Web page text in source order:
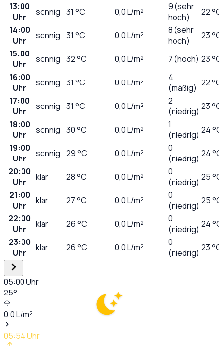
13:00
Uhr
sonnig 31 °C 0,0L/m²
9 (sehr
hoch)
22
14:00
Uhr
sonnig 31 °C 0,0L/m²
8 (sehr
hoch)
23
15:00
Uhr
sonnig 32°C 0,0L/m² 7 (hoch) 23
16:00
Uhr
sonnig 31 °C 0,0L/m²
4
(mäßig) 22
17:00
Uhr
sonnig 31 °C 0,0L/m²
2
(niedrig) 23
18:00
Uhr
sonnig 30°C 0,0L/m²
1
(niedrig) 24
19:00
Uhr
sonnig 29°C 0,0L/m²
0
(niedrig) 24
20:00
Uhr
klar 28°C 0,0L/m²
0
(niedrig) 25
21:00
Uhr
klar 27°C 0,0L/m²
0
(niedrig) 25
22:00
Uhr
klar 26°C 0,0L/m²
0
(niedrig) 24
23:00
Uhr
klar 26°C 0,0L/m²
0
(niedrig) 23
05:00Uhr
25°
0,0L/m²
05:54Uhr